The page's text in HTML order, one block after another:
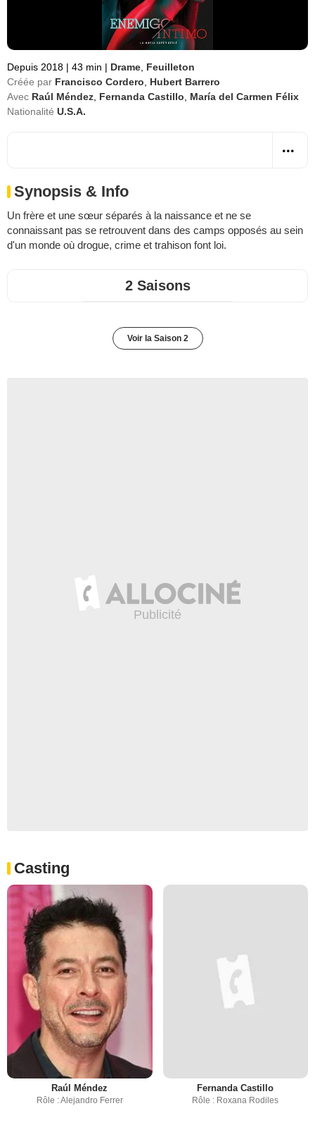
Depuis 2018 | 43 min | Drame Feuilleton
Créée par Francisco Cordero
Hubert Barrero
Avec Raúl Méndez Fernanda Castillo
María del Carmen Félix
Nationalité U.S.A.
Synopsis & Info
Un frère et une sœur séparés à la naissance et ne se
connaissant pas se retrouvent dans des camps opposés au sein
d'un monde où drogue, crime et trahison font loi.
2 Saisons
Voir la Saison 2
Casting
Raúl Méndez
Rôle : Alejandro Ferrer
Fernanda Castillo
Rôle : Roxana Rodiles